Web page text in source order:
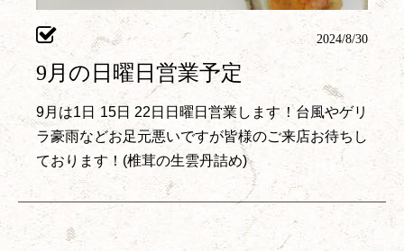
2024/8/30
9月の日曜日営業予定
9月は1日 15日 22日日曜日営業します！台風やゲリ
ラ豪雨などお足元悪いですが皆様のご来店お待ちし
ております！(椎茸の生雲丹詰め)